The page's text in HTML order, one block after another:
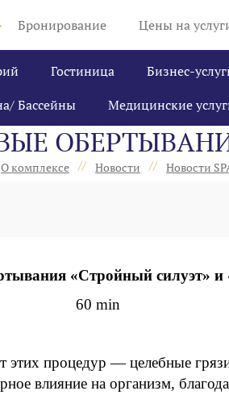
Бронирование Цены на
Гостиница Бизнес-
Бассейны
Медицинские
О комплексе // Новости // Новости
«Стройный силуэт» и
60 min
этих процедур — целебные
влияние на организм,